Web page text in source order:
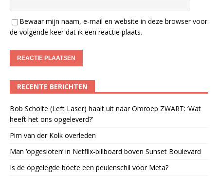
Bewaar mijn naam, e-mail en website in deze browser voor
de volgende keer dat ik een reactie plaats.
RECENTE BERICHTEN
Bob Scholte (Left Laser) haalt uit naar Omroep ZWART: ‘Wat
heeft het ons opgeleverd?’
Pim van der Kolk overleden
Man ‘opgesloten’ in Netflix-billboard boven Sunset Boulevard
Is de opgelegde boete een peulenschil voor Meta?